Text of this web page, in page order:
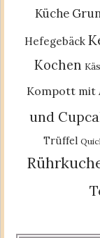
Küche
Hefegebäck
Kochen
Kompott mit
und
Trüffel